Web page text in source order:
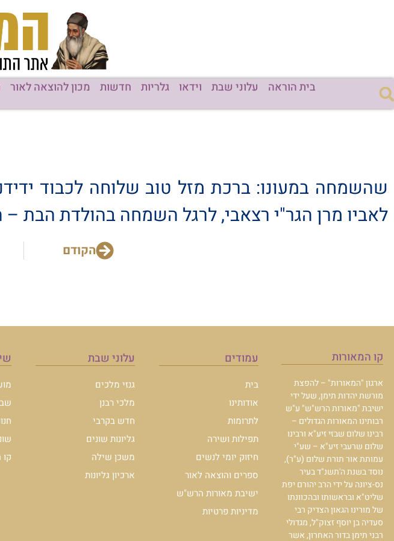
בית הוראה עלוני שבת וידאו גלריות חדשות מכון להוצאה לאור
שהשמחה במעונו: ברכת מזל טוב שלוחה לכבוד
לאביו מרן הגר"י רצאבי, לרגל השמחה בהולדת הבת –
הקודם
קו המאורות
ארגון "המאורות" – להפצת
מורשת יהדות תימן, שעל ידי
ישיבת "מאורות הרש"ש" ע"ש
רבותינו המאורות הגדולים –
רבינו שלום שבזי זיע"א ורבינו
שלום שרעבי זיע"א – שע"י
עמותת אור תורת שלום (ע"ר),
נוסד בשנת ה'תשנ"ד בעיר
נס-ציונה על ידי הרב יהורם יפת
שליט"א ובראשותו ובהכוונתו
של מורינו הגאון הצדיק רבי
סעדיה בן יוסף זצוק"ל, מגדולי
רבני תימן בדור האחרון, אשר
עמודים
בית
אודותינו
לתרומות
תפילות ושירה
חיזוק יומי לנשים
ספרים והוצאה לאור
ישיבת מאורות הרש"ש
מדיניות פרטיות
עלוני שבת
גנזי מלכים
מלכי רבנן
חדש בקרבי
גליונות שונים
משכן שילה
ארכיון גליונות